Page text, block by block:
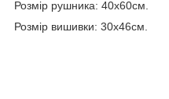
Розмір рушника: 40х60см.
Розмір вишивки: 30х46см.